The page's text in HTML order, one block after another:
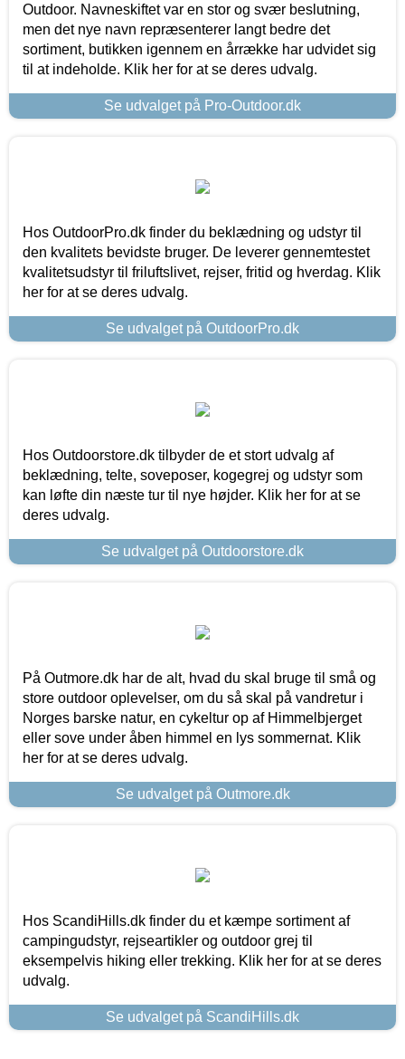
Outdoor. Navneskiftet var en stor og svær beslutning,
men det nye navn repræsenterer langt bedre det
sortiment, butikken igennem en årrække har udvidet sig
til at indeholde. Klik her for at se deres udvalg.
Se udvalget på Pro-Outdoor.dk
Hos OutdoorPro.dk finder du beklædning og udstyr til
den kvalitets bevidste bruger. De leverer gennemtestet
kvalitetsudstyr til friluftslivet, rejser, fritid og hverdag. Klik
her for at se deres udvalg.
Se udvalget på OutdoorPro.dk
Hos Outdoorstore.dk tilbyder de et stort udvalg af
beklædning, telte, soveposer, kogegrej og udstyr som
kan løfte din næste tur til nye højder. Klik her for at se
deres udvalg.
Se udvalget på Outdoorstore.dk
På Outmore.dk har de alt, hvad du skal bruge til små og
store outdoor oplevelser, om du så skal på vandretur i
Norges barske natur, en cykeltur op af Himmelbjerget
eller sove under åben himmel en lys sommernat. Klik
her for at se deres udvalg.
Se udvalget på Outmore.dk
Hos ScandiHills.dk finder du et kæmpe sortiment af
campingudstyr, rejseartikler og outdoor grej til
eksempelvis hiking eller trekking. Klik her for at se deres
udvalg.
Se udvalget på ScandiHills.dk